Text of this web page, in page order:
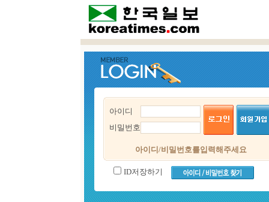
아이디
비밀번호
아이디/비밀번호를 입력해 주세요
ID 저장하기